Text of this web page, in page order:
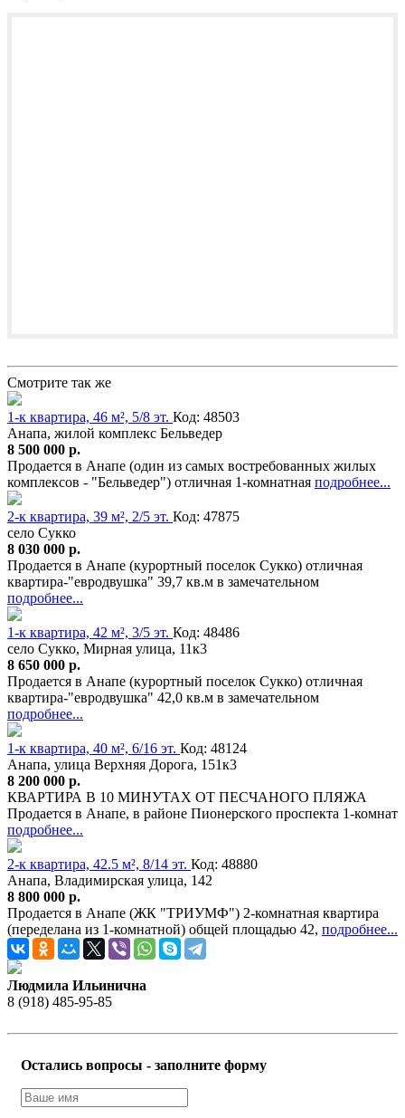
Смотрите так же
1-к квартира, 46 м², 5/8 эт. Код: 48503
Анапа, жилой комплекс Бельведер
8 500 000 р.
Продается в Анапе (один из самых востребованных жилых
комплексов - "Бельведер") отличная 1-комнатная подробнее...
2-к квартира, 39 м², 2/5 эт. Код: 47875
село Сукко
8 030 000 р.
Продается в Анапе (курортный поселок Сукко) отличная
квартира-"евродвушка" 39,7 кв.м в замечательном
подробнее...
1-к квартира, 42 м², 3/5 эт. Код: 48486
село Сукко, Мирная улица, 11к3
8 650 000 р.
Продается в Анапе (курортный поселок Сукко) отличная
квартира-"евродвушка" 42,0 кв.м в замечательном
подробнее...
1-к квартира, 40 м², 6/16 эт. Код: 48124
Анапа, улица Верхняя Дорога, 151к3
8 200 000 р.
КВАРТИРА В 10 МИНУТАХ ОТ ПЕСЧАНОГО ПЛЯЖА
Продается в Анапе, в районе Пионерского проспекта 1-комнат
подробнее...
2-к квартира, 42.5 м², 8/14 эт. Код: 48880
Анапа, Владимирская улица, 142
8 800 000 р.
Продается в Анапе (ЖК "ТРИУМФ") 2-комнатная квартира
(переделана из 1-комнатной) общей площадью 42, подробнее...
Людмила Ильинична
8 (918) 485-95-85
Остались вопросы - заполните форму